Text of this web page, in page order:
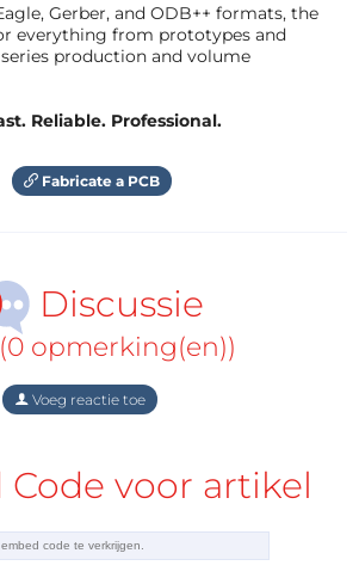
Gerber, and ODB++ formats, the
everything from prototypes and
production and volume
Reliable. Professional.
Fabricate a PCB
Discussie
(0 opmerking(en))
Voeg reactie toe
Code voor artikel